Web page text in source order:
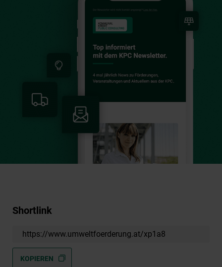
Shortlink
https://www.umweltfoerderung.at/xp1a8
KOPIEREN